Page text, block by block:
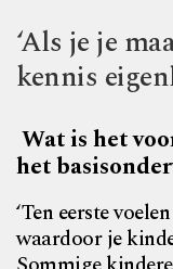
‘Als je je
kennis
Wat is het
het
‘Ten eerste
waardoor je